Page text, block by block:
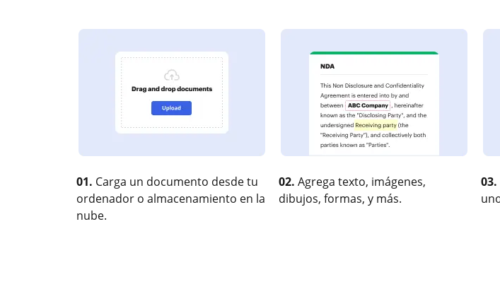
01. Carga un documento desde tu
ordenador o almacenamiento en la
nube.
02. Agrega texto, imágenes,
dibujos, formas, y más.
03.